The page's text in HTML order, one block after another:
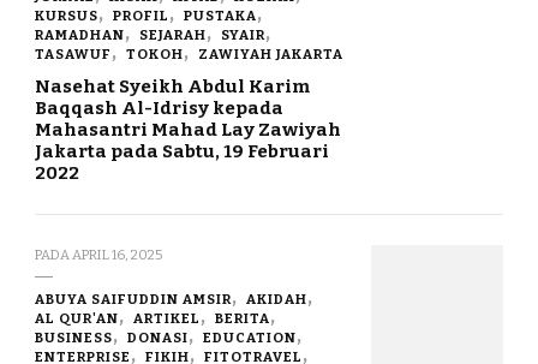
KURSUS
PROFIL
PUSTAKA
RAMADHAN
SEJARAH
SYAIR
TASAWUF
TOKOH ZAWIYAH JAKARTA
Nasehat Syeikh Abdul Karim
Baqqash Al-Idrisy kepada
Mahasantri Mahad Lay Zawiyah
Jakarta pada Sabtu, 19 Februari
2022
PADAAPRIL 16, 2025
ABUYA SAIFUDDIN AMSIR
AKIDAH
AL QUR'AN
ARTIKEL
BERITA
BUSINESS
DONASI
EDUCATION
ENTERPRISE
FIKIH FITOTRAVEL